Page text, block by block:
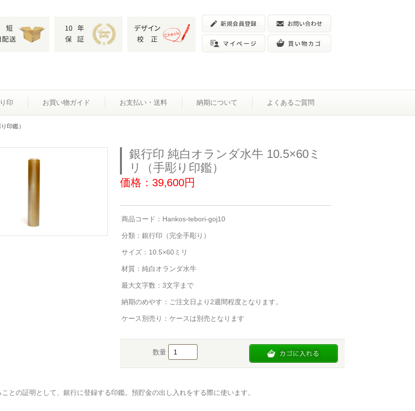
印 お買い物ガイド お支払い・送料 納期について よくあるご質問
印鑑）
銀行印 純白オランダ水牛 10.5×60ミ
リ（手彫り印鑑）
価格：39,600円
商品コード：Hankos-tebori-goj10
分類： 銀行印（完全手彫り）
サイズ：10.5×60ミリ
材質：純白オランダ水牛
最大文字数：3文字まで
納期のめやす：ご注文日より2週間程度となります。
ケース別売り：ケースは別売となります
数量
との証明として、銀行に登録する印鑑。預貯金の出し入れをする際に使います。